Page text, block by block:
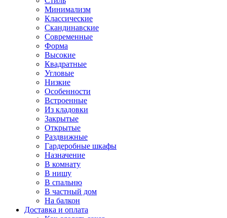
Минимализм
Классические
Скандинавские
Современные
Форма
Высокие
Квадратные
Угловые
Низкие
Особенности
Встроенные
Из кладовки
Закрытые
Открытые
Раздвижные
Гардеробные шкафы
Назначение
В комнату
В нишу
В спальню
В частный дом
На балкон
Доставка и оплата